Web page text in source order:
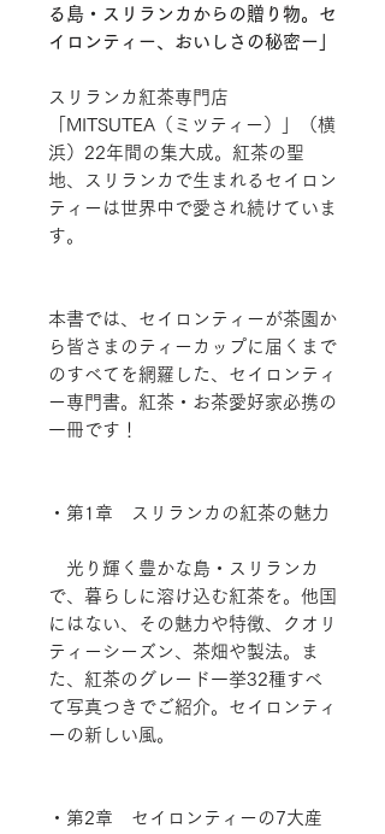
る島・スリランカからの贈り物。セ
イロンティー、おいしさの秘密ー」
スリランカ紅茶専門店
「MITSUTEA（ミツティー）」（横
浜）22年間の集大成。紅茶の聖
地、スリランカで生まれるセイロン
ティーは世界中で愛され続けていま
す。
本書では、セイロンティーが茶園か
ら皆さまのティーカップに届くまで
のすべてを網羅した、セイロンティ
ー専門書。紅茶・お茶愛好家必携の
一冊です！
・第1章 スリランカの紅茶の魅力
光り輝く豊かな島・スリランカ
で、暮らしに溶け込む紅茶を。他国
にはない、その魅力や特徴、クオリ
ティーシーズン、茶畑や製法。ま
た、紅茶のグレード一挙32種すべ
て写真つきでご紹介。セイロンティ
ーの新しい風。
・第2章 セイロンティーの7大産